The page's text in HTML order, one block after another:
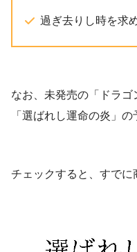
過ぎ去りし時を求
なお、未発売の「ドラ
「選ばれし運命の炎」の
チェックすると、すでに